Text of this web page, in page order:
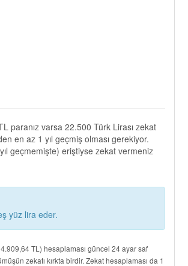
paranız varsa 22.500 Türk Lirası zekat
en az 1 yıl geçmiş olması gerekiyor.
geçmemişte) eriştiyse zekat vermeniz
yüz lira eder.
TL) hesaplaması güncel 24 ayar saf
zekatı kırkta birdir. Zekat hesaplaması da 1